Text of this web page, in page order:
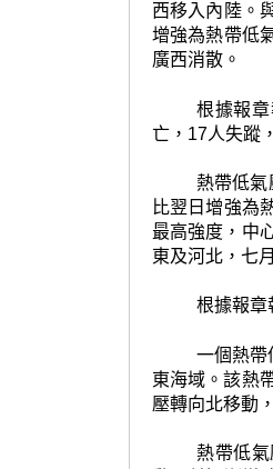
西移入內陸。
增強為熱帶低
廣西消散。
根據報
亡，17人失蹤
熱帶低氣
比翌日增強為
最高強度，中
東及河北，七
根據報章
一個熱帶
東海域。該熱
壓轉向北移動
熱帶低